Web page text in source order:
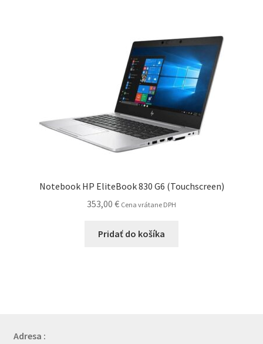
Notebook HP EliteBook 830 G6 (Touchscreen)
353,00 € Cena vrátane DPH
Pridať do košíka
Adresa :